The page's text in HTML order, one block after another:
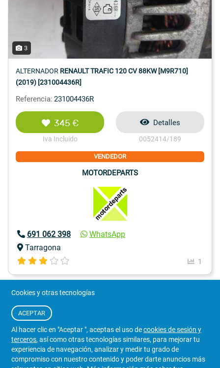
3
ALTERNADOR RENAULT TRAFIC 120 CV 88KW [M9R710]
(2019) [231004436R]
Referencia: 231004436R
345 €
Iva Incluido
Detalles
0052414/189
VENDEDOR
MOTORDEPARTS
691 062 398
WhatsApp
Tarragona
1
Cookies y otras tecnologías
ACEPTAR
Al hacer clic en "Aceptar ", aceptas el uso decookies de sesión y
terceros, así como otras tecnologías similares, para mejorar tu
experiencia de navegación, analizar y medir tu grado de
compromiso con nuestro contenido y poder darte anuncios más